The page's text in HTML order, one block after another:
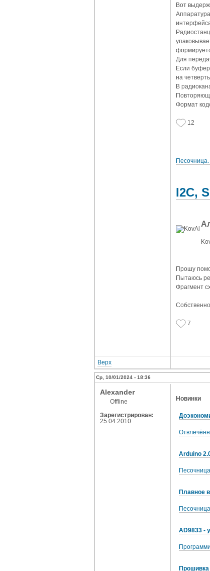
Вот
Для
Если
на
В
Формат
12
I2C,
Прошу
Пытаюсь
Фрагмент
7
Верх
Ср, 10/01/2024 - 18:36
Alexander
Offline
Зарегистрирован:
25.04.2010
Новинки
Arduino
Плавное
AD9833 -
Прошивка